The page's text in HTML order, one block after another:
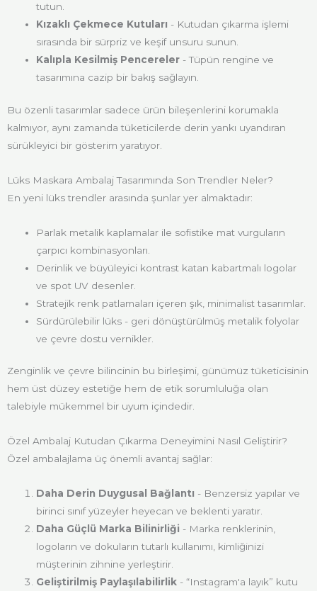
tutun.
Kızaklı Çekmece Kutuları - Kutudan çıkarma işlemi
sırasında bir sürpriz ve keşif unsuru sunun.
Kalıpla Kesilmiş Pencereler - Tüpün rengine ve
tasarımına cazip bir bakış sağlayın.
Bu özenli tasarımlar sadece ürün bileşenlerini korumakla
kalmıyor, aynı zamanda tüketicilerde derin yankı uyandıran
sürükleyici bir gösterim yaratıyor.
Lüks Maskara Ambalaj Tasarımında Son Trendler Neler?
En yeni lüks trendler arasında şunlar yer almaktadır:
Parlak metalik kaplamalar ile sofistike mat vurguların
çarpıcı kombinasyonları.
Derinlik ve büyüleyici kontrast katan kabartmalı logolar
ve spot UV desenler.
Stratejik renk patlamaları içeren şık, minimalist tasarımlar.
Sürdürülebilir lüks - geri dönüştürülmüş metalik folyolar
ve çevre dostu vernikler.
Zenginlik ve çevre bilincinin bu birleşimi, günümüz tüketicisinin
hem üst düzey estetiğe hem de etik sorumluluğa olan
talebiyle mükemmel bir uyum içindedir.
Özel Ambalaj Kutudan Çıkarma Deneyimini Nasıl Geliştirir?
Özel ambalajlama üç önemli avantaj sağlar:
Daha Derin Duygusal Bağlantı - Benzersiz yapılar ve
birinci sınıf yüzeyler heyecan ve beklenti yaratır.
Daha Güçlü Marka Bilinirliği - Marka renklerinin,
logoların ve dokuların tutarlı kullanımı, kimliğinizi
müşterinin zihnine yerleştirir.
Geliştirilmiş Paylaşılabilirlik - “Instagram'a layık” kutu